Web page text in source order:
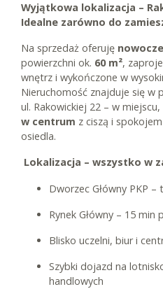
Wyjątkowa lokalizacja –
Idealne zarówno do
Na sprzedaż oferuję
powierzchni ok. 60 m²,
wnętrz i wykończone w
Nieruchomość znajduje się w
ul. Rakowickiej 22 – w miejscu,
w centrum z ciszą i
osiedla.
Lokalizacja – wszystko w
Dworzec Główny PKP –
Rynek Główny – 15 min
Blisko uczelni, biur i
Szybki dojazd na
handlowych